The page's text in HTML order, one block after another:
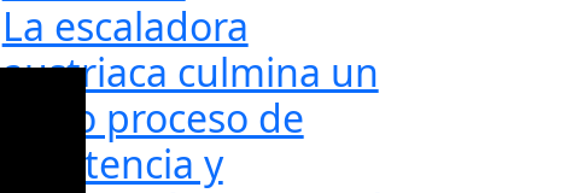
La escaladora
austriaca culmina un
largo proceso de
resistencia y